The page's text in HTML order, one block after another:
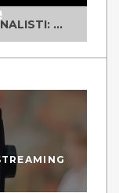
UNO TWO DREI 2015/2016, I FINALISTI: CLASSE IV ALS ISTITUTO "DEGASPERI" BORGO VALSUGANA